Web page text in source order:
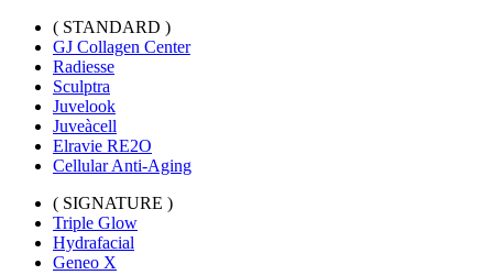
( STANDARD )
GJ Collagen Center
Radiesse
Sculptra
Juvelook
Juveàcell
Elravie RE2O
Cellular Anti-Aging
( SIGNATURE )
Triple Glow
Hydrafacial
Geneo X